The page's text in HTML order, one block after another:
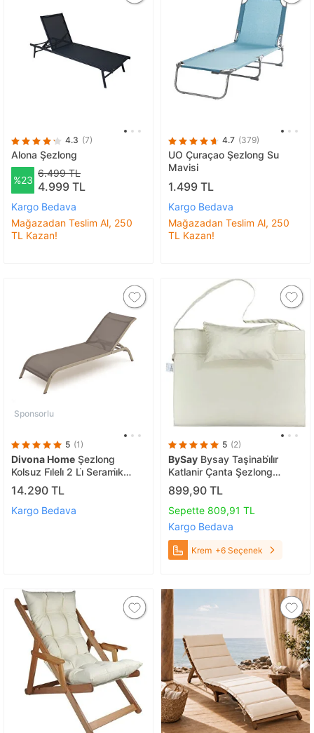
4.3 (7)
Alona Şezlong
%23
6.499 TL
4.999 TL
Kargo Bedava
Mağazadan Teslim Al, 250
TL Kazan!
4.7 (379)
UO Çuraçao Şezlong Su
Mavisi
1.499 TL
Kargo Bedava
Mağazadan Teslim Al, 250
TL Kazan!
Sponsorlu
5 (1)
Divona Home Şezlong
Kolsuz Fi̇leli̇ 2 Li̇ Serami̇k
Renk
14.290 TL
Kargo Bedava
5 (2)
BySay Bysay Taşinabi̇li̇r
Katlanir Çanta Şezlong
Mi̇nderi̇, Yastikli Mi̇nder
(krem) Krem
899,90 TL
Sepette 809,91 TL
Kargo Bedava
Krem +6 Seçenek